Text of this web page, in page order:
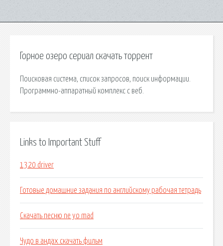
Горное озеро сериал скачать торрент
Поисковая сиcтема, список запросов, поиск информации.
Программно-аппаратный комплекс с веб.
Links to Important Stuff
1320 driver
Готовые домашние задания по английскому рабочая тетрадь
Скачать песню ne yo mad
Чудо в андах скачать фильм